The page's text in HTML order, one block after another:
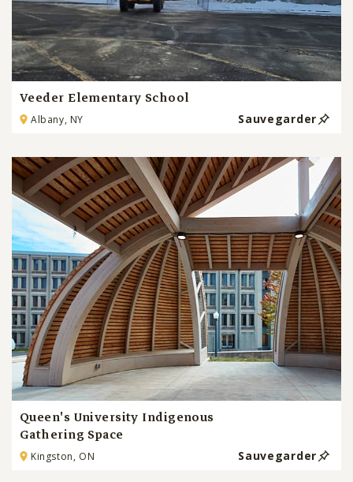
Veeder Elementary School
Albany, NY Sauvegarder
Queen's University Indigenous
Gathering Space
Kingston, ON Sauvegarder